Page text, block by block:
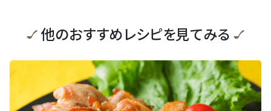
他のおすすめレシピを見てみる